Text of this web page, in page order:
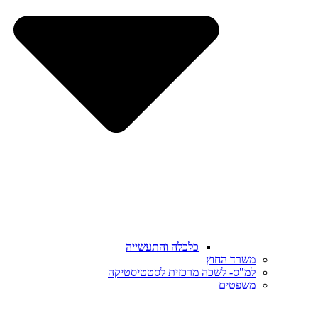
כלכלה והתעשייה
משרד החוץ
למ"ס- לשכה מרכזית לסטטיסטיקה
משפטים